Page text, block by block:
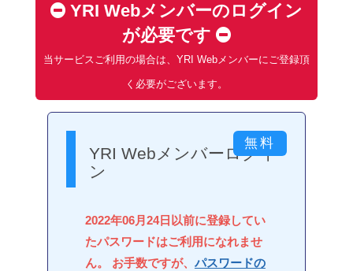
YRI Webメンバーのログイン
が必要です
当サービスご利用の場合は、YRI Webメンバーにご登録頂
く必要がございます。
YRI Webメンバーログイ
ン
2022年06月24日以前に登録してい
たパスワードはご利用になれませ
ん。 お手数ですが、 パスワードの